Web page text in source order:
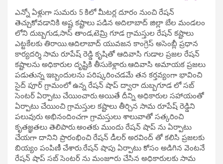
ఎన్నో ఏళ్లుగా సుమరు 5 కిలో మీటర్ల దూరం నుంచి రేషన్
తెచ్చుకోవడానికి అష్ట కష్టాలు పడిన అదిలాబాద్ జిల్లా బేల మండలం
లోని దుబ్బగుడ,సాస్ తాండ,టెమ్రి గూడ గ్రామస్తుల రేషన్ కష్టాలు
ఎట్టకేలకు తిరాయి.ఆదిలాబాద్ యువజన కాంగ్రెస్ అసెంబ్లీ ప్రధాన
కార్యదర్శి సామ రూపేష్ రెడ్డి కృషితో ఆదివాసి గుడాల ప్రజల రేషన్
కష్టాలను అధికారుల దృష్టికి తీసుకెళ్లారు.ఆదివాసి అమాయక ప్రజలు
పడుతున్న ఇబ్బందులను పరిష్కరించడమే తన కర్తవ్యంగా భావించి
సైద్ పూర్ గ్రామంలో ఉన్న రేషన్ షాప్ ద్వారా దుబ్బగూడ లో సబ్
సెంటర్ ఏర్పాటు చేయించారు.అయితే దీన్ని అధికారుల సహాయంతో
ఏర్పాటు చేయించి గ్రామస్తుల కష్టాలు తీర్చిన సామ రూపేష్ రెడ్డిని
పలువురు అభినందించగా గ్రామస్తులు శాలువాతో సత్కరించి
కృతజ్ఞతలు తెలిపారు.అంతకు ముందు రేషన్ షాప్ ను ఏర్పాటు
చేయగా దానిని ప్రారంభించి రేషన్ డీలర్ అరవింద్ తో కలిసి ప్రజలకు
బియ్యం పంపిణీ చేశారు.రేషన్ షాపు ఏర్పాటు కోసం అడిగిన వెంటనే
రేషన్ షాప్ సబ్ సెంటర్ ను మంజూరు చేసిన అధికారులకు సామ